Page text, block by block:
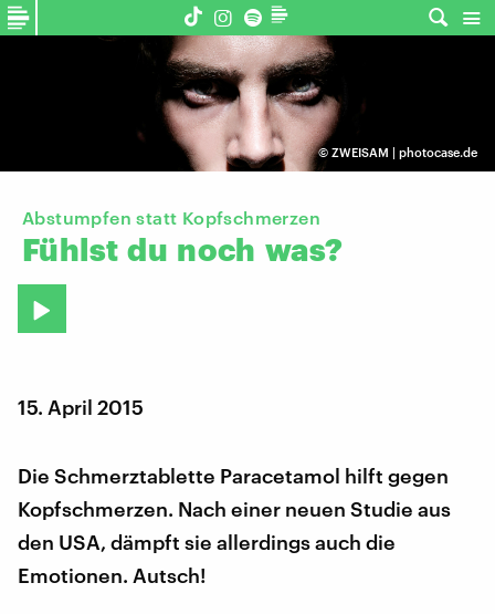
© ZWEISAM | photocase.de
Abstumpfen statt Kopfschmerzen
Fühlst du noch was?
15. April 2015
Die Schmerztablette Paracetamol hilft gegen
Kopfschmerzen. Nach einer neuen Studie aus
den USA, dämpft sie allerdings auch die
Emotionen. Autsch!